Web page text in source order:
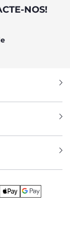
NOS!